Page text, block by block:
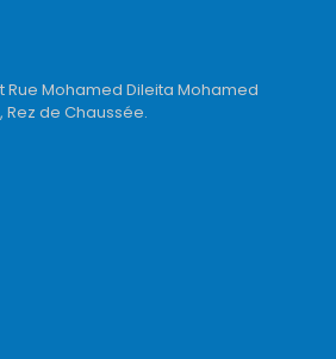
Rue Mohamed Dileita Mohamed
de Chaussée.